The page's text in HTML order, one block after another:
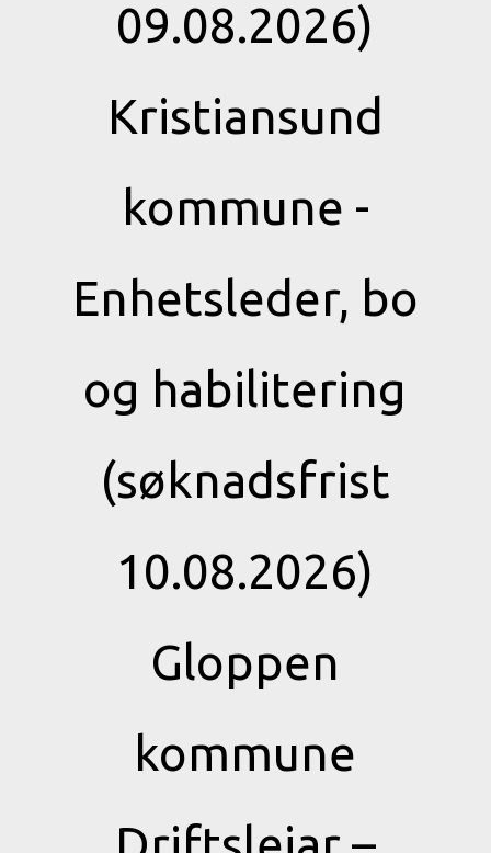
09.08.2026)
Kristiansund
kommune -
Enhetsleder, bo
og habilitering
(søknadsfrist
10.08.2026)
Gloppen
kommune